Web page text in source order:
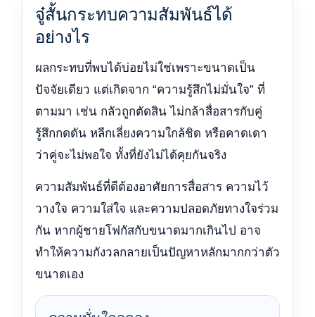
จู๋สั้นกระทบความสัมพันธ์ได้
อย่างไร
ผลกระทบที่พบได้บ่อยไม่ใช่เพราะขนาดเป็น
ปัจจัยเดียว แต่เกิดจาก “ความรู้สึกไม่มั่นใจ” ที่
ตามมา เช่น กลัวถูกตัดสิน ไม่กล้าสื่อสารกับคู่
รู้สึกกดดัน หลีกเลี่ยงความใกล้ชิด หรือคาดเดา
ว่าคู่จะไม่พอใจ ทั้งที่ยังไม่ได้คุยกันจริง
ความสัมพันธ์ที่ดีต้องอาศัยการสื่อสาร ความไว้
วางใจ ความใส่ใจ และความปลอดภัยทางใจร่วม
กัน หากผู้ชายโฟกัสกับขนาดมากเกินไป อาจ
ทำให้ความกังวลกลายเป็นปัญหาหลักมากกว่าตัว
ขนาดเอง